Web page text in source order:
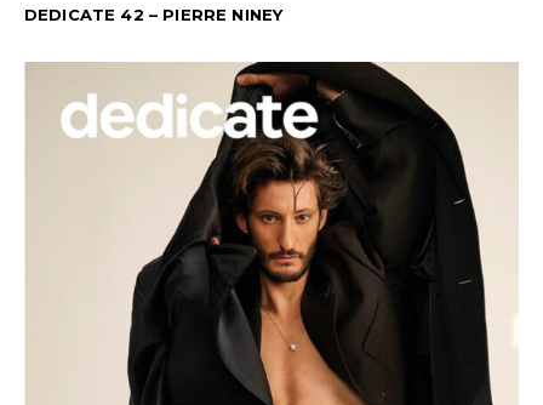
DEDICATE 42 – PIERRE NINEY